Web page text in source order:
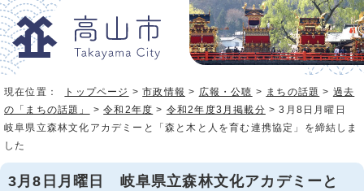
現在位置： トップページ >市政情報 > 広報・公聴 > まちの話題 > 過去
の「まちの話題」
>令和2年度 > 令和2年度3月掲載分 > 3月8日月曜日
岐阜県立森林文化アカデミーと「森と木と人を育む連携協定」を締結しま
した
3月8日月曜日 岐阜県立森林文化アカデミーと